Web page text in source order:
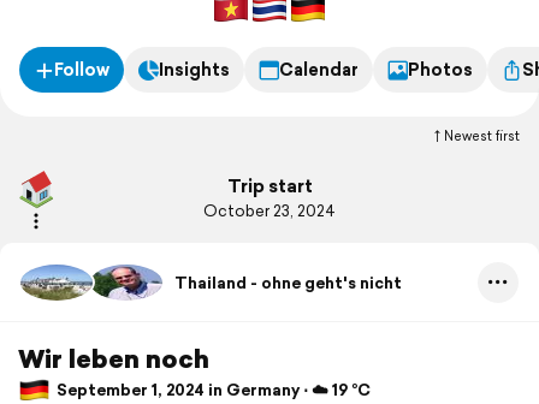
Follow Insights Calendar Photos
Newest first
Trip start
October 23, 2024
Thailand - ohne geht's nicht
Wir leben noch
September 1, 2024 in Germany ⋅ ☁️ 19 °C